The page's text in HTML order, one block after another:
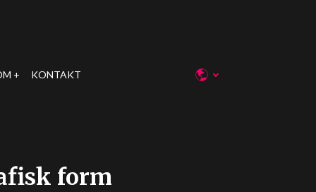
KONTAKT
form